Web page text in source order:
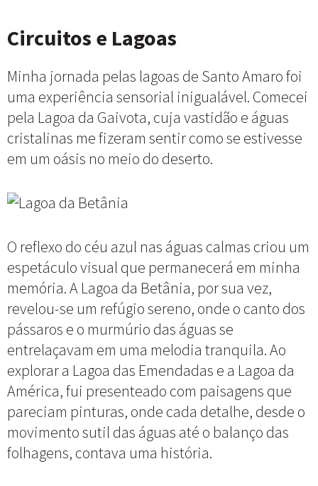
Circuitos e Lagoas
Minha jornada pelas lagoas de Santo Amaro foi
uma experiência sensorial inigualável. Comecei
pela Lagoa da Gaivota, cuja vastidão e águas
cristalinas me fizeram sentir como se estivesse
em um oásis no meio do deserto.
O reflexo do céu azul nas águas calmas criou um
espetáculo visual que permanecerá em minha
memória. A Lagoa da Betânia, por sua vez,
revelou-se um refúgio sereno, onde o canto dos
pássaros e o murmúrio das águas se
entrelaçavam em uma melodia tranquila. Ao
explorar a Lagoa das Emendadas e a Lagoa da
América, fui presenteado com paisagens que
pareciam pinturas, onde cada detalhe, desde o
movimento sutil das águas até o balanço das
folhagens, contava uma história.